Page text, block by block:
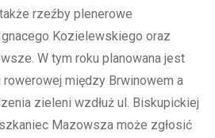
rzeźby plenerowe
Kozielewskiego oraz
W tym roku planowana jest
między Brwinowem a
zieleni wzdłuż ul. Biskupickiej
Mazowsza może zgłosić